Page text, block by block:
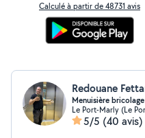
Calculé à partir de 48731 avis
Redouane
Menuisière bricolage
Le Port-Marly (Le
5/5 (40 avis)